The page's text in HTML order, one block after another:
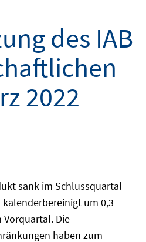
des IAB
2022
sank im Schlussquartal
um 0,3
Vorquartal. Die
haben zum